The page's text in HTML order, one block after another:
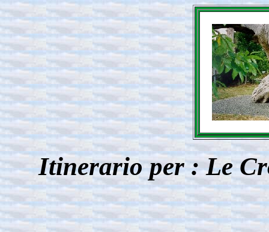
Itinerario per : Le